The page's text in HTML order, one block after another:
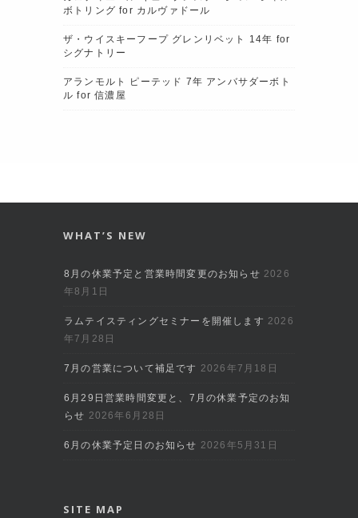
ボトリング for カルヴァドール
ザ・ウイスキーフープ グレンリベット 14年 for
シグナトリー
アランモルト ピーテッド 7年 アンバサダーボト
ル for 信濃屋
WHAT’S NEW
8月の休業予定と営業時間変更のお知らせ 2026
年8月1日
ラムテイスティングセミナーを開催します 2026
年7月28日
7月の営業について補足です 2026年7月18日
6月29日営業時間変更と、7月の休業予定のお知
らせ 2026年6月28日
6月の休業予定日のお知らせ 2026年5月31日
SITE MAP